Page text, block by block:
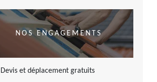
NOS ENGAGEMENTS
Devis et déplacement gratuits